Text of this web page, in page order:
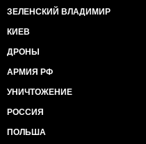
ЗЕЛЕНСКИЙ ВЛАДИМИР
КИЕВ
ДРОНЫ
АРМИЯ РФ
УНИЧТОЖЕНИЕ
РОССИЯ
ПОЛЬША